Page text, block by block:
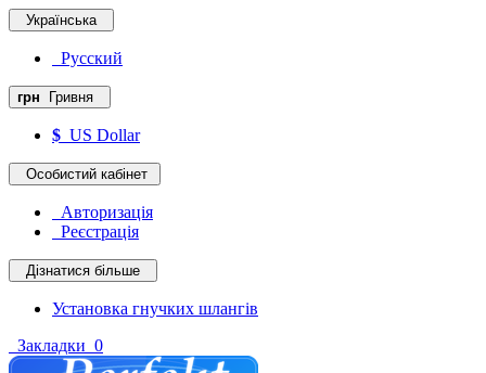
Українська
Русский
грн Гривня
$ US Dollar
Особистий кабінет
Авторизація
Реєстрація
Дізнатися більше
Установка гнучких шлангів
Закладки 0